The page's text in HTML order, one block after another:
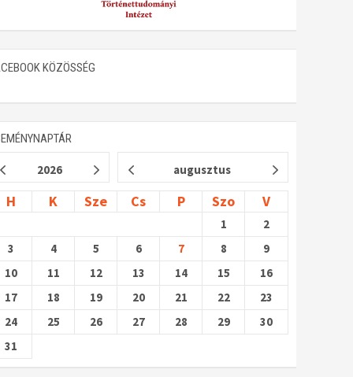
KÖZÖSSÉG
2026 augusztus
H K Sze Cs P Szo V
1
2
3
4 5 6 7 8
9
10
11 12 13 14 15
16
17
18 19 20 21 22
23
24
25 26 27 28 29
30
31